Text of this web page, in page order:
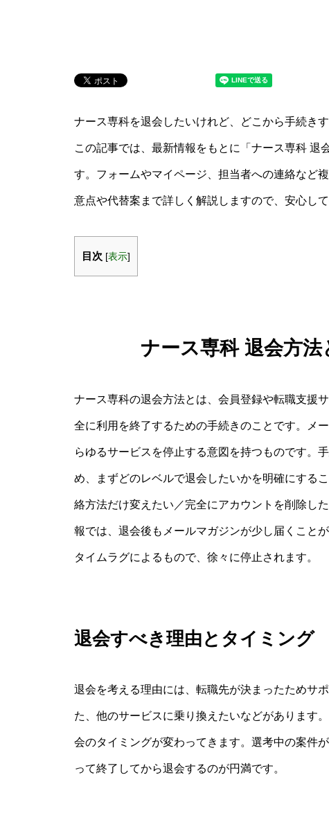
ナース専科を退会したいけれど、どこから手続き
この記事では、最新情報をもとに「ナース専科 退
す。フォームやマイページ、担当者への連絡など
意点や代替案まで詳しく解説しますので、安心し
目次 [表示]
ナース専科 退会方
ナース専科の退会方法とは、会員登録や転職支援
全に利用を終了するための手続きのことです。メ
らゆるサービスを停止する意図を持つものです。
め、まずどのレベルで退会したいかを明確にする
絡方法だけ変えたい／完全にアカウントを削除し
報では、退会後もメールマガジンが少し届くこと
タイムラグによるもので、徐々に停止されます。
退会すべき理由とタイミング
退会を考える理由には、転職先が決まったためサ
た、他のサービスに乗り換えたいなどがあります
会のタイミングが変わってきます。選考中の案件
って終了してから退会するのが円満です。